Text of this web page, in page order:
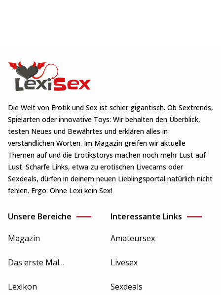
Die Welt von Erotik und Sex ist schier gigantisch. Ob Sextrends,
Spielarten oder innovative Toys: Wir behalten den Überblick,
testen Neues und Bewährtes und erklären alles in
verständlichen Worten. Im Magazin greifen wir aktuelle
Themen auf und die Erotikstorys machen noch mehr Lust auf
Lust. Scharfe Links, etwa zu erotischen Livecams oder
Sexdeals, dürfen in deinem neuen Lieblingsportal natürlich nicht
fehlen. Ergo: Ohne Lexi kein Sex!
Unsere Bereiche
Magazin
Das erste Mal…
Lexikon
Interessante Links
Amateursex
Livesex
Sexdeals